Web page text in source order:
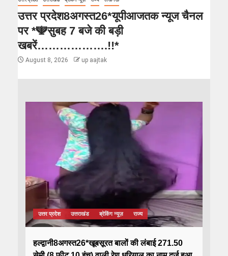
उत्तर प्रदेश8अगस्त26*यूपीआजतक न्यूज चैनल
पर *🕎सुबह 7 बजे की बड़ी
खबरें……………….!!*
August 8, 2026 up aajtak
उत्तर प्रदेश उत्तराखंड ब्रेकिंग न्यूज़ राज्य
हल्द्वानी8अगस्त26*खूबसूरत बालों की लंबाई 271.50